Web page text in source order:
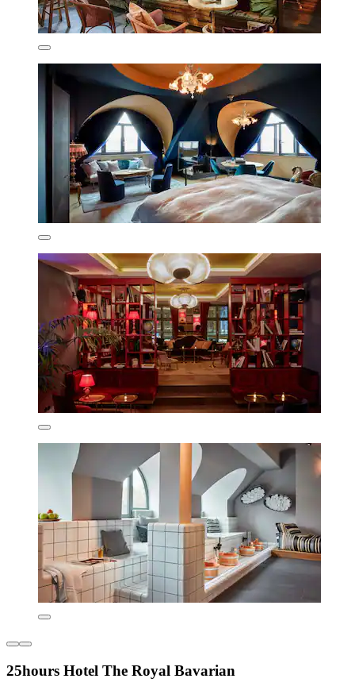
25hours Hotel The Royal Bavarian